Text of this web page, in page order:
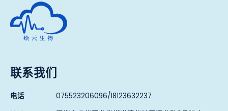
深圳市绘云生物科技有限公司
联系我们
电话 075523206096/18123632237